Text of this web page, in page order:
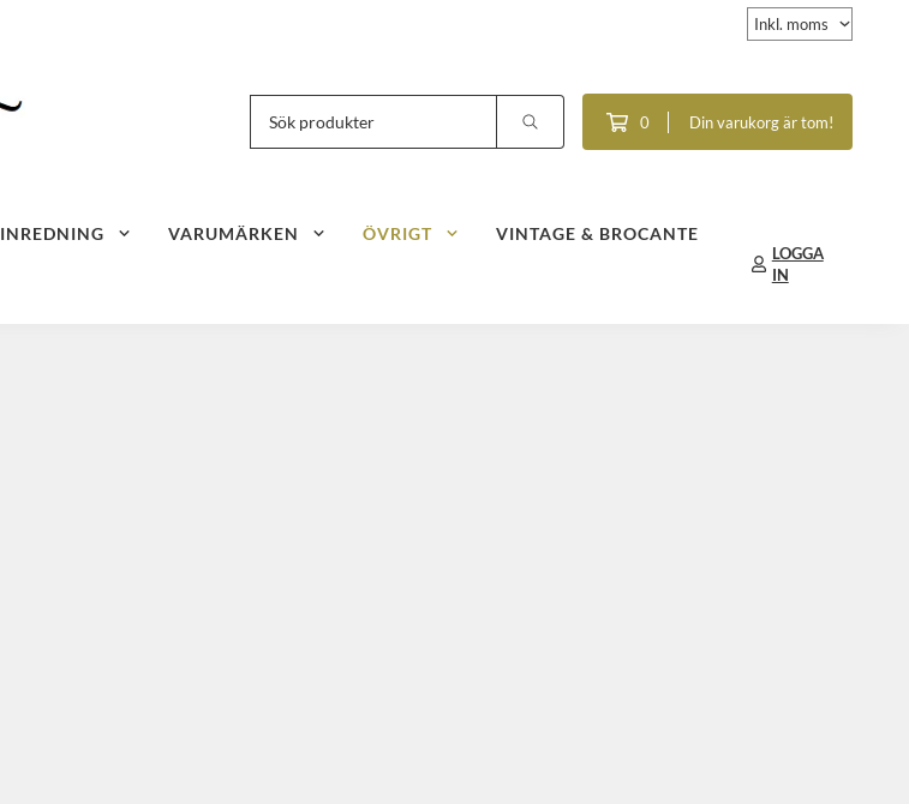
0 Din varukorg är tom!
INREDNING VARUMÄRKEN ÖVRIGT VINTAGE & BROCANTE
LOGGA
IN